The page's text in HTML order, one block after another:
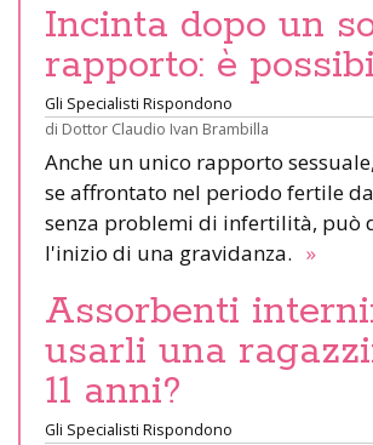
Incinta dopo un
rapporto: è
Gli Specialisti Rispondono
di Dottor Claudio Ivan Brambilla
Anche un unico rapporto
se affrontato nel periodo fertile
senza problemi di infertilità, può
l'inizio di una gravidanza. »
Assorbenti
usarli una
11 anni?
Gli Specialisti Rispondono